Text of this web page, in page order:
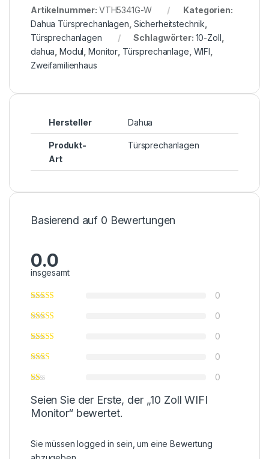
Artikelnummer: VTH5341G-W
Kategorien:
Dahua Türsprechanlagen Sicherheitstechnik
Türsprechanlagen
Schlagwörter: 10-Zoll
dahua ,Modul ,Monitor Türsprechanlage WIFI
Zweifamilienhaus
Hersteller Dahua
Produkt-
Art
Türsprechanlagen
Basierend auf 0 Bewertungen
0.0
insgesamt
0
0
0
0
0
Seien Sie der Erste, der „10 Zoll WIFI
Monitor“ bewertet.
Sie müssenlogged in sein, um eine Bewertung